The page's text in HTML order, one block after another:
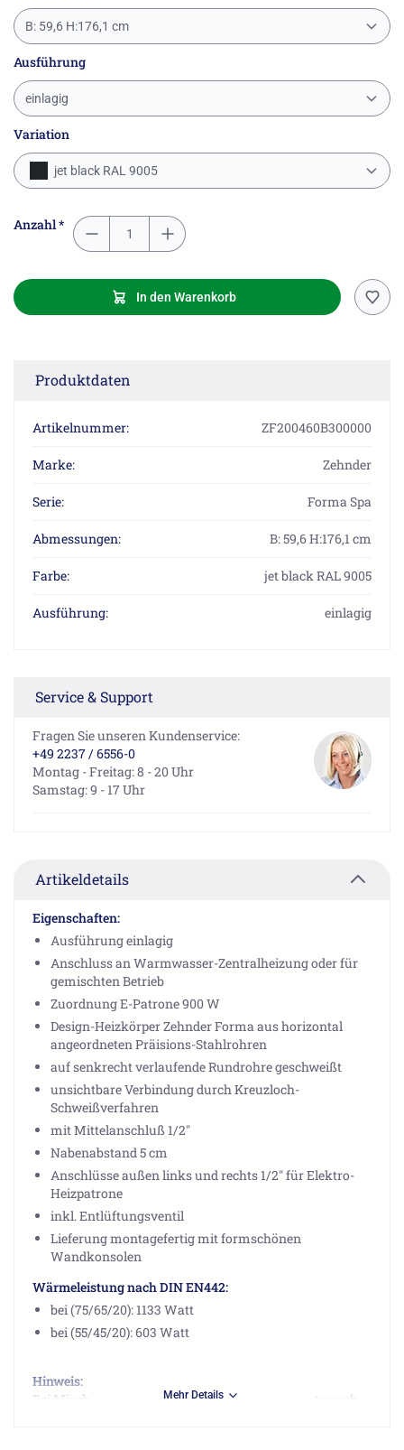
B: 59,6 H:176,1 cm
Ausführung
einlagig
Variation
jet black RAL 9005
Anzahl *
In den Warenkorb
Produktdaten
Artikelnummer: ZF200460B300000
Marke: Zehnder
Serie: Forma Spa
Abmessungen: B: 59,6 H:176,1 cm
Farbe: jet black RAL 9005
Ausführung: einlagig
Service & Support
Fragen Sie unseren Kundenservice:
+49 2237 / 6556-0
Montag - Freitag: 8 - 20 Uhr
Samstag: 9 - 17 Uhr
Artikeldetails
Eigenschaften:
Ausführung einlagig
Anschluss an Warmwasser-Zentralheizung oder für
gemischten Betrieb
Zuordnung E-Patrone 900 W
Design-Heizkörper Zehnder Forma aus horizontal
angeordneten Präisions-Stahlrohren
auf senkrecht verlaufende Rundrohre geschweißt
unsichtbare Verbindung durch Kreuzloch-
Schweißverfahren
mit Mittelanschluß 1/2"
Nabenabstand 5 cm
Anschlüsse außen links und rechts 1/2" für Elektro-
Heizpatrone
inkl. Entlüftungsventil
Lieferung montagefertig mit formschönen
Wandkonsolen
Wärmeleistung nach DIN EN442:
bei (75/65/20): 1133 Watt
bei (55/45/20): 603 Watt
Hinweis:
Bei Mischbetrieb (Warmwasser oder Elektro) bitte noch
Mehr Details